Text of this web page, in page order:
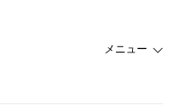
メニュー